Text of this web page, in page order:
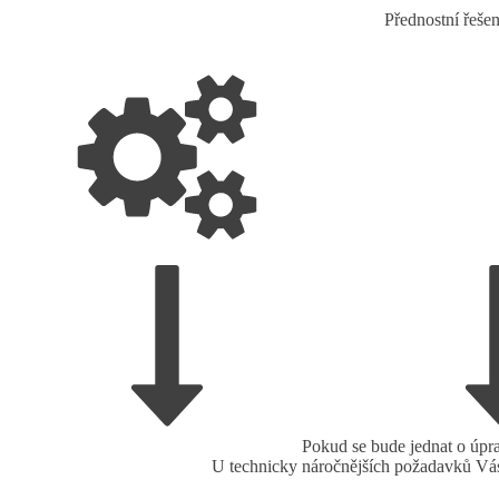
Přednostní
Pokud se bude jednat o
U technicky náročnějších požadavků